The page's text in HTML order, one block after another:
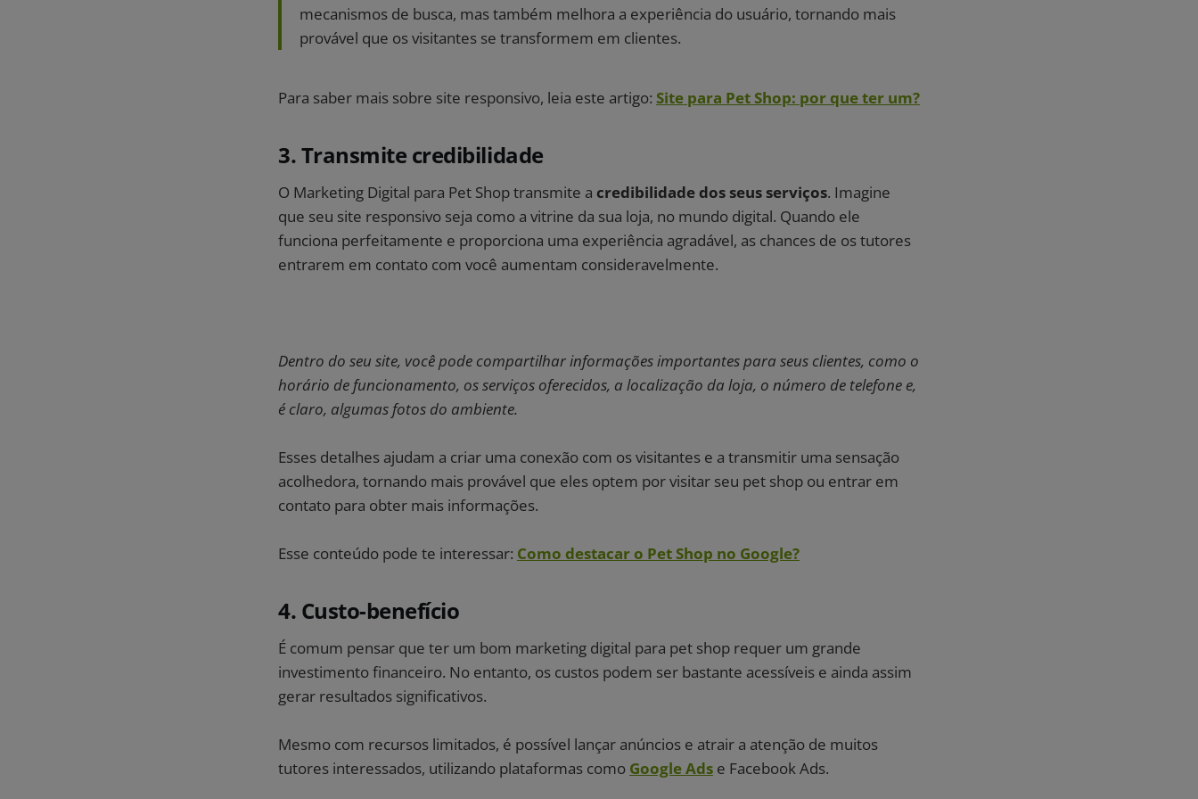
mecanismos de busca, mas também melhora a experiência do usuário, tornando mais
provável que os visitantes se transformem em clientes.
Para saber mais sobre site responsivo, leia este artigo: Site para Pet Shop: por que ter um?
3. Transmite credibilidade
O Marketing Digital para Pet Shop transmite a credibilidade dos seus serviços. Imagine
que seu site responsivo seja como a vitrine da sua loja, no mundo digital. Quando ele
funciona perfeitamente e proporciona uma experiência agradável, as chances de os tutores
entrarem em contato com você aumentam consideravelmente.
Dentro do seu site, você pode compartilhar informações importantes para seus clientes, como o
horário de funcionamento, os serviços oferecidos, a localização da loja, o número de telefone e,
é claro, algumas fotos do ambiente.
Esses detalhes ajudam a criar uma conexão com os visitantes e a transmitir uma sensação
acolhedora, tornando mais provável que eles optem por visitar seu pet shop ou entrar em
contato para obter mais informações.
Esse conteúdo pode te interessar: Como destacar o Pet Shop no Google?
4. Custo-benefício
É comum pensar que ter um bom marketing digital para pet shop requer um grande
investimento financeiro. No entanto, os custos podem ser bastante acessíveis e ainda assim
gerar resultados significativos.
Mesmo com recursos limitados, é possível lançar anúncios e atrair a atenção de muitos
tutores interessados, utilizando plataformas como Google Ads e Facebook Ads.